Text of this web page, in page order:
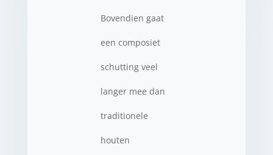
Bovendien gaat
een composiet
schutting veel
langer mee dan
traditionele
houten